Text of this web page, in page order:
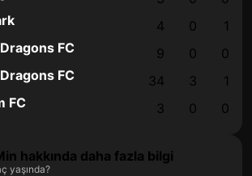
4 0
1
FC
9 0
0
FC
34 3
1
FC
3 0 0
hakkında daha fazla bilgi
yaşında?